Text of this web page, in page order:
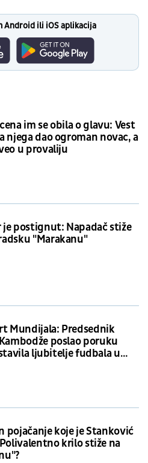
Android ili iOS aplikacija
im se obila o glavu: Vest
njega dao ogroman novac, a
u provaliju
je postignut: Napadač stiže
"Marakanu"
Mundijala: Predsednik
poslao poruku
ljubitelje fudbala u
pojačanje koje je Stanković
krilo stiže na